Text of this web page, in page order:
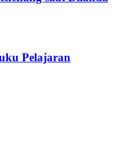
Pelajaran